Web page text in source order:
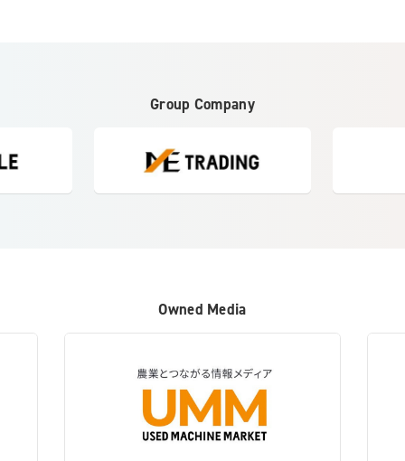
Group Company
Owned Media